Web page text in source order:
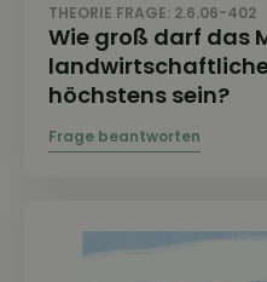
THEORIE FRAGE: 2.6.06-402
Wie groß darf das
höchstens sein?